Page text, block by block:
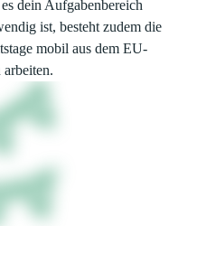
dein Aufgabenbereich
ist, besteht zudem die
mobil aus dem EU-